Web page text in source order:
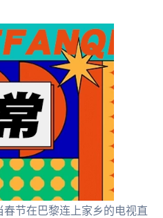
节在巴黎连上家乡的电视直